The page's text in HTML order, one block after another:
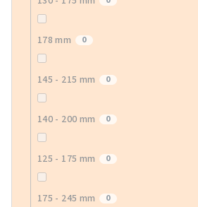
178 mm 0
145 - 215 mm 0
140 - 200 mm 0
125 - 175 mm 0
175 - 245 mm 0